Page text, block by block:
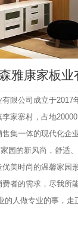
雅康家板业
有限公司成立于2017
李家寨村，占地
集一体的现代化企
园的新风尚，舒适
优美时尚的温馨家园
者的需求，尽我所
的人做专业的事，走